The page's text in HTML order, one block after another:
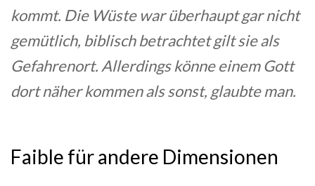
kommt. Die Wüste war überhaupt gar nicht
gemütlich, biblisch betrachtet gilt sie als
Gefahrenort. Allerdings könne einem Gott
dort näher kommen als sonst, glaubte man.
Faible für andere Dimensionen